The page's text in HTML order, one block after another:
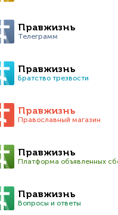
Правжизнь
Телеграмм
Правжизнь
Братство трезвости
Правжизнь
Православный магазин
Правжизнь
Платформа объявленных
Правжизнь
Вопросы и ответы